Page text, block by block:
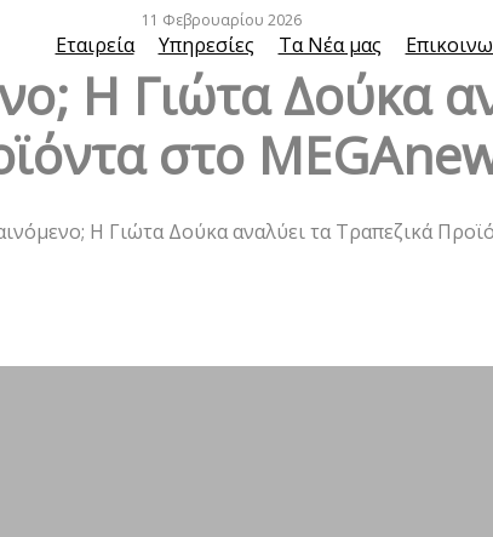
Εταιρεία Υπηρεσίες Τα Νέα μας
11 Φεβρουαρίου 2026
Η Γιώτα Δούκα
στο
Η Γιώτα Δούκα αναλύει τα Τραπεζικά